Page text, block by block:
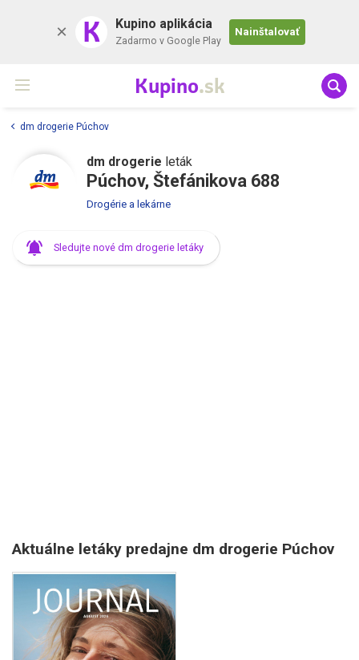
K Kupino aplikácia
Zadarmo v Google Play
Nainštalovať
Kupino.sk
dm drogerie Púchov
dm drogerie leták
Púchov, Štefánikova 688
Drogérie a lekárne
Sledujte nové dm drogerie letáky
Aktuálne letáky predajne dm drogerie Púchov